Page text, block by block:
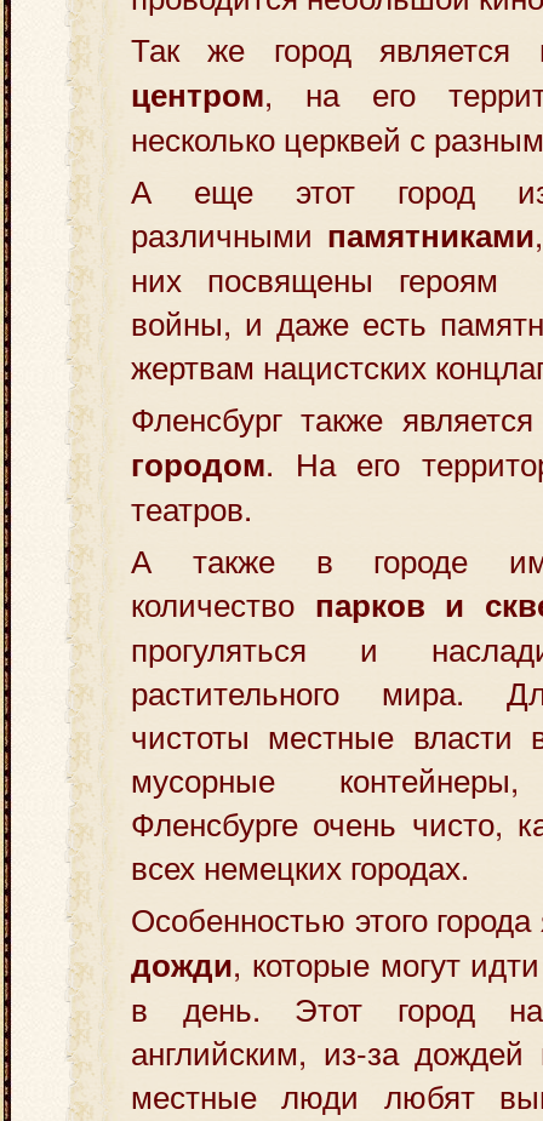
Так же город
центром, на его
несколько церквей с
А еще этот город
различными памятниками
них посвящены героям
войны, и даже есть
жертвам нацистских
Фленсбург также
городом. На его
театров.
А также в городе
количество парков и
прогуляться и
растительного мира.
чистоты местные власти
мусорные
Фленсбурге очень чисто,
всех немецких городах.
Особенностью этого
дожди, которые могут
в день. Этот город
английским, из-за дождей
местные люди любят